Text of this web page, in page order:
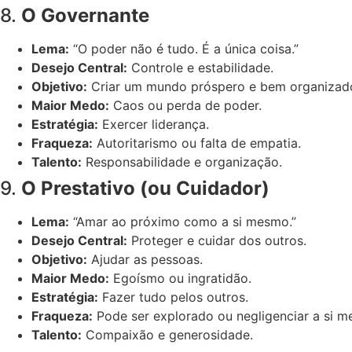
8. O Governante
Lema: “O poder não é tudo. É a única coisa.”
Desejo Central: Controle e estabilidade.
Objetivo: Criar um mundo próspero e bem
Maior Medo: Caos ou perda de poder.
Estratégia: Exercer liderança.
Fraqueza: Autoritarismo ou falta de empatia.
Talento: Responsabilidade e organização.
9. O Prestativo (ou Cuidador)
Lema: “Amar ao próximo como a si mesmo.”
Desejo Central: Proteger e cuidar dos outros.
Objetivo: Ajudar as pessoas.
Maior Medo: Egoísmo ou ingratidão.
Estratégia: Fazer tudo pelos outros.
Fraqueza: Pode ser explorado ou negligenciar a si
Talento: Compaixão e generosidade.